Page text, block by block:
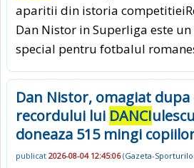
aparitii din istoria
Dan Nistor in Superliga este
special pentru fotbalul
Dan Nistor, omagiat dupa
recordului lui DANCI
doneaza 515 mingi
publicat 2026-08-04 12:45:06(Gazeta-